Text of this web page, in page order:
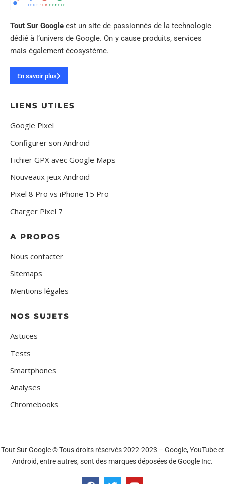
Tout Sur Google est un site de passionnés de la technologie
dédié à l’univers de Google. On y cause produits, services
mais également écosystème.
En savoir plus
LIENS UTILES
Google Pixel
Configurer son Android
Fichier GPX avec Google Maps
Nouveaux jeux Android
Pixel 8 Pro vs iPhone 15 Pro
Charger Pixel 7
A PROPOS
Nous contacter
Sitemaps
Mentions légales
NOS SUJETS
Astuces
Tests
Smartphones
Analyses
Chromebooks
Tout Sur Google © Tous droits réservés 2022-2023 – Google, YouTube et
Android, entre autres, sont des marques déposées de Google Inc.